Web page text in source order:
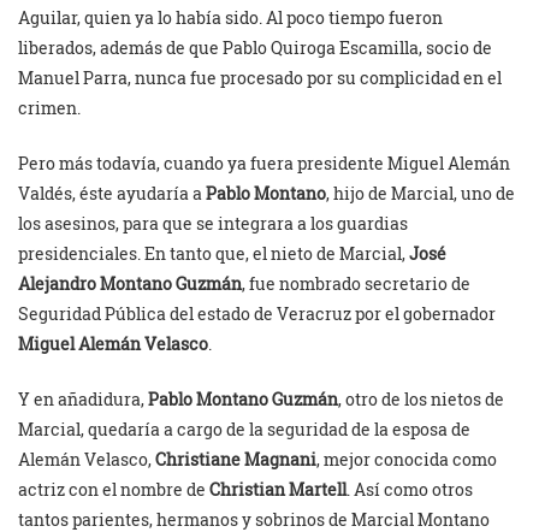
Aguilar, quien ya lo había sido. Al poco tiempo fueron
liberados, además de que Pablo Quiroga Escamilla, socio de
Manuel Parra, nunca fue procesado por su complicidad en el
crimen.
Pero más todavía, cuando ya fuera presidente Miguel Alemán
Valdés, éste ayudaría a Pablo Montano, hijo de Marcial, uno de
los asesinos, para que se integrara a los guardias
presidenciales. En tanto que, el nieto de Marcial,José
Alejandro Montano Guzmán, fue nombrado secretario de
Seguridad Pública del estado de Veracruz por el gobernador
Miguel Alemán Velasco
Y en añadidura,Pablo Montano Guzmán, otro de los nietos de
Marcial, quedaría a cargo de la seguridad de la esposa de
Alemán Velasco,Christiane Magnani, mejor conocida como
actriz con el nombre de Christian Martell. Así como otros
tantos parientes, hermanos y sobrinos de Marcial Montano